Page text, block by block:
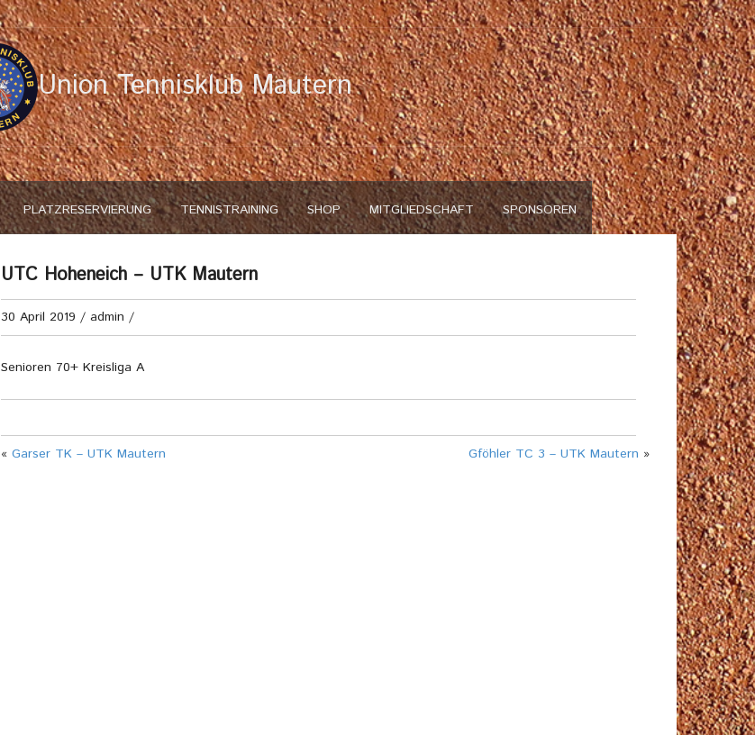
Union Tennisklub Mautern
PLATZRESERVIERUNG TENNISTRAINING SHOP MITGLIEDSCHAFT SPONSOREN
UTC Hoheneich – UTK Mautern
30 April 2019 / admin /
Senioren 70+ Kreisliga A
« Garser TK – UTK Mautern Gföhler TC 3 – UTK Mautern »